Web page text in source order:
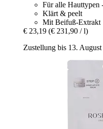
Für alle Hauttypen
Klärt & peelt
Mit Beifuß-Extrakt
€ 23,19 (€ 231,90 / l)
Zustellung bis 13. August